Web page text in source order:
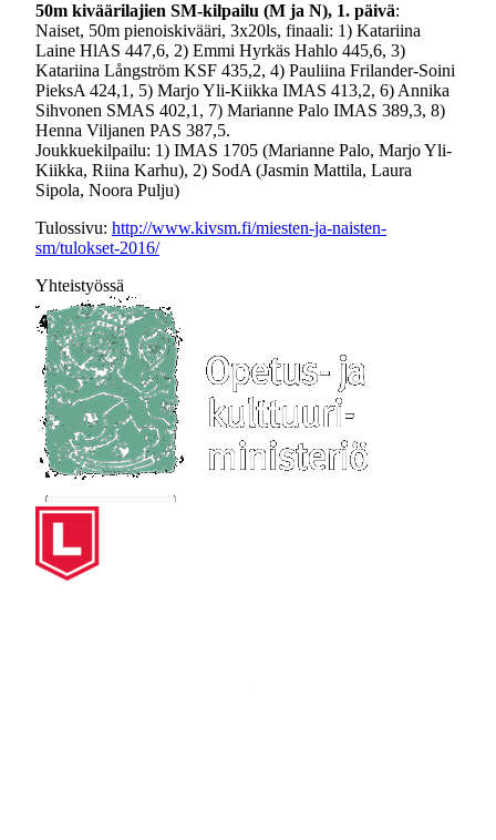
50m kiväärilajien SM-kilpailu (M ja N), 1. päivä:
Naiset, 50m pienoiskivääri, 3x20ls, finaali: 1) Katariina
Laine HlAS 447,6, 2) Emmi Hyrkäs Hahlo 445,6, 3)
Katariina Långström KSF 435,2, 4) Pauliina Frilander-Soini
PieksA 424,1, 5) Marjo Yli-Kiikka IMAS 413,2, 6) Annika
Sihvonen SMAS 402,1, 7) Marianne Palo IMAS 389,3, 8)
Henna Viljanen PAS 387,5.
Joukkuekilpailu: 1) IMAS 1705 (Marianne Palo, Marjo Yli-
Kiikka, Riina Karhu), 2) SodA (Jasmin Mattila, Laura
Sipola, Noora Pulju)
Tulossivu: http://www.kivsm.fi/miesten-ja-naisten-
sm/tulokset-2016/
Yhteistyössä